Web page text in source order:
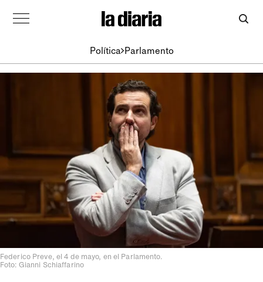
Política Parlamento
Federico Preve, el 4 de mayo, en el Parlamento.
Foto: Gianni Schiaffarino